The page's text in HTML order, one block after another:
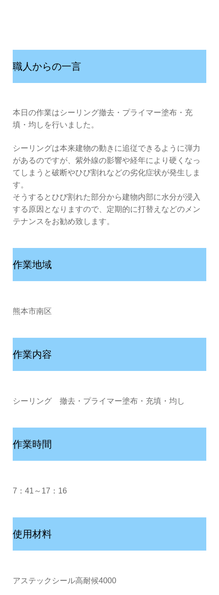
職人からの一言
本日の作業はシーリング撤去・プライマー塗布・充
填・均しを行いました。
シーリングは本来建物の動きに追従できるように弾力
があるのですが、紫外線の影響や経年により硬くなっ
てしまうと破断やひび割れなどの劣化症状が発生しま
す。
そうするとひび割れた部分から建物内部に水分が浸入
する原因となりますので、定期的に打替えなどのメン
テナンスをお勧め致します。
作業地域
熊本市南区
作業内容
シーリング 撤去・プライマー塗布・充填・均し
作業時間
7：41～17：16
使用材料
アステックシール高耐候4000